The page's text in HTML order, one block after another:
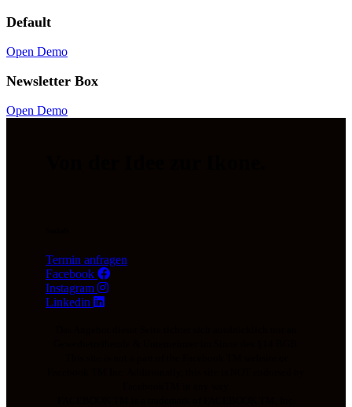
Default
Open Demo
Newsletter Box
Open Demo
Termin anfragen
Facebook
Instagram
Linkedin